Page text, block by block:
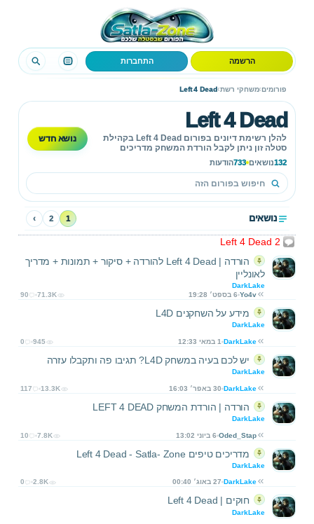
הרשמה התחברות
פורומים›משחקי רשת›
Left 4 Dead
Left 4 Dead
להלן רשימת דיונים בפורום Left 4 Dead בקהילת
סטלה זון ניתן לקבל הורדת המשחק מדריכים
לאונליין עזרה/תמיכה,דיונים ועוד.
132נושאים 733הודעות
נושא חדש
נושאים 1
2
›
Left 4 Dead 2
הורדה | Left 4 Dead להורדה + סיקור + תמונות + מדריך
לאונליין
DarkLake
Yo4v 6 בספט׳ 19:28 90 71.3K
מידע על השחקנים L4D
DarkLake
DarkLake 1 במאי 12:33 0 945
יש לכם בעיה במשחק L4D? תגיבו פה ותקבלו עזרה
DarkLake
DarkLake 30 באפר׳ 16:03 117 13.3K
הורדה | הורדת המשחק LEFT 4 DEAD
DarkLake
Oded_Stap 6 ביוני 13:02 10 7.8K
מדריכים טיפים Left 4 Dead - Satla- Zone
DarkLake
DarkLake 27 באוג׳ 00:40 0 2.8K
חוקים | Left 4 Dead
DarkLake